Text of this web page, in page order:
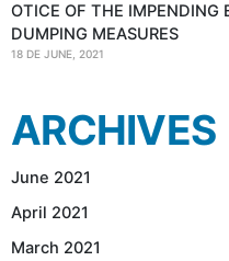
OTICE OF THE IMPENDING
DUMPING MEASURES
18 DE JUNE, 2021
ARCHIVES
June 2021
April 2021
March 2021